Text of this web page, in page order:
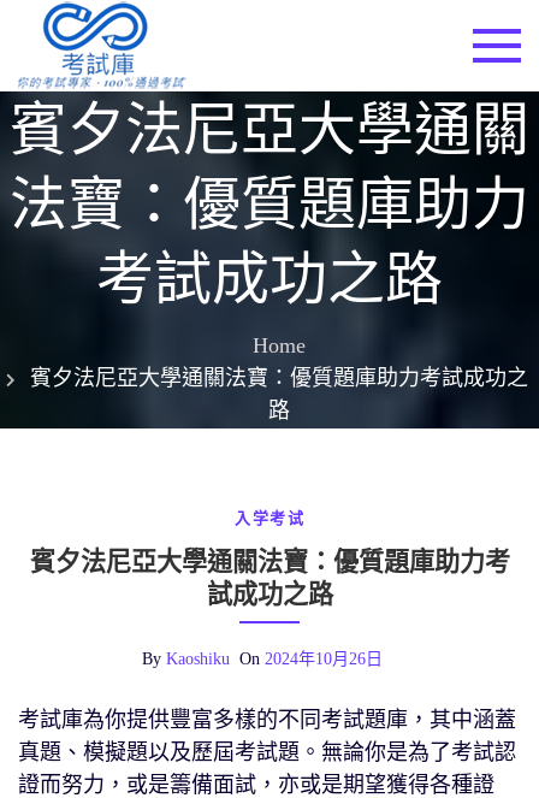
content
賓夕法尼亞大學通關
法寶：優質題庫助力
考試成功之路
Home
賓夕法尼亞大學通關法寶：優質題庫助力考試成功之
路
入学考试
賓夕法尼亞大學通關法寶：優質題庫助力考
試成功之路
By Kaoshiku On 2024年10月26日
考試庫為你提供豐富多樣的不同考試題庫，其中涵蓋
真題、模擬題以及歷屆考試題。無論你是為了考試認
證而努力，或是籌備面試，亦或是期望獲得各種證